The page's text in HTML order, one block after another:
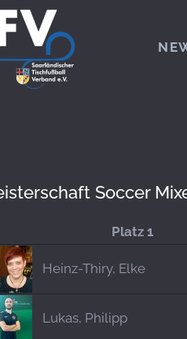
Soccer
Platz 1
Heinz-Thiry, Elke
Lukas, Philipp